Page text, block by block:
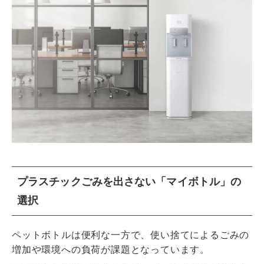
プラスチックごみを出さない「マイボトル」の
選択
ペットボトルは便利な一方で、使い捨てによるごみの
増加や環境への負荷が課題となっています。